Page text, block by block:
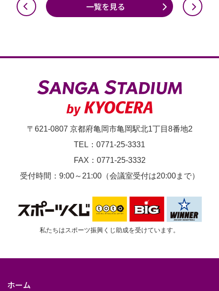
（南
一覧を見る
〒621-0807 京都府亀岡市亀岡駅北1丁目8番地2
TEL：0771-25-3331
FAX：0771-25-3332
受付時間：9:00～21:00（会議室受付は20:00まで）
私たちはスポーツ振興くじ助成を受けています。
ホーム